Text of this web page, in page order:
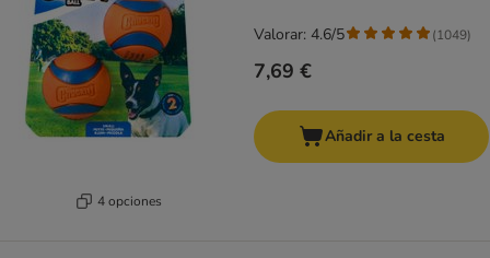
4 opciones
7,69 €
Valorar: 4.6/5 (1049)
Añadir a la cesta